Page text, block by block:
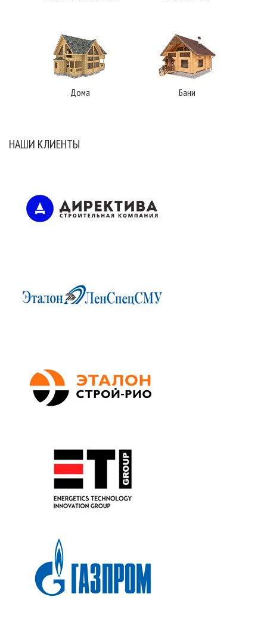
Дома Бани
НАШИ КЛИЕНТЫ